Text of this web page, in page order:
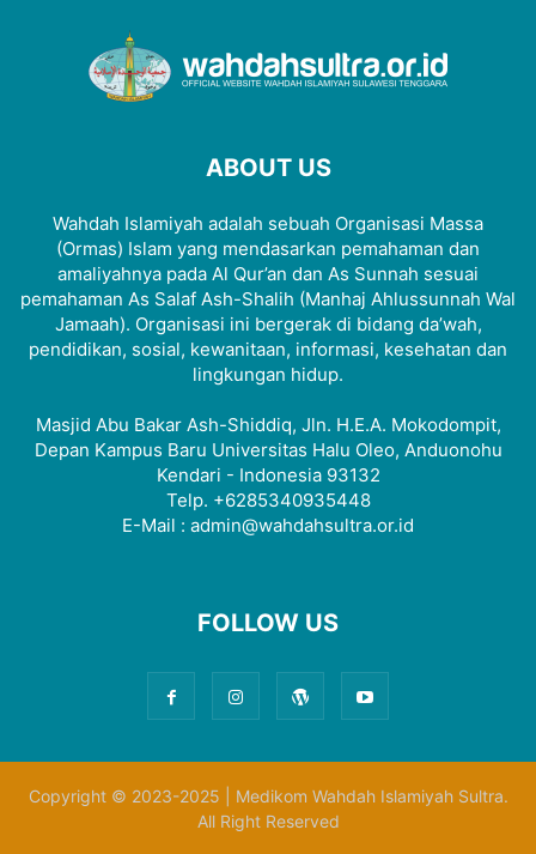
ABOUT US
Wahdah Islamiyah adalah sebuah Organisasi Massa
(Ormas) Islam yang mendasarkan pemahaman dan
amaliyahnya pada Al Qur’an dan As Sunnah sesuai
pemahaman As Salaf Ash-Shalih (Manhaj Ahlussunnah Wal
Jamaah). Organisasi ini bergerak di bidang da’wah,
pendidikan, sosial, kewanitaan, informasi, kesehatan dan
lingkungan hidup.
Masjid Abu Bakar Ash-Shiddiq, Jln. H.E.A. Mokodompit,
Depan Kampus Baru Universitas Halu Oleo, Anduonohu
Kendari - Indonesia 93132
Telp. +6285340935448
E-Mail : admin@wahdahsultra.or.id
FOLLOW US
Copyright © 2023-2025 | Medikom Wahdah Islamiyah Sultra.
All Right Reserved